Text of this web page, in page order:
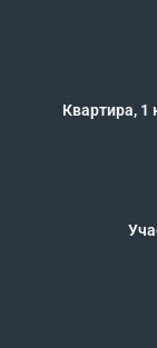
Квартира, 1